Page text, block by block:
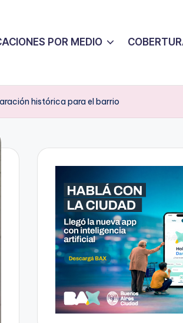
POR MEDIO
histórica para el barrio